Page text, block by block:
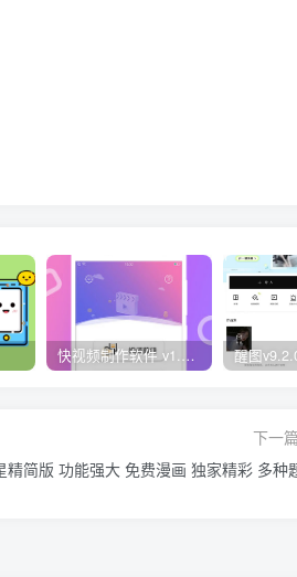
快视频制作软件 v1.1.1安卓版
下一
精简版 功能强大 免费漫画 独家精彩 多种